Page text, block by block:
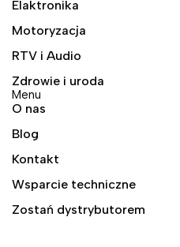
Elaktronika
Motoryzacja
RTV i Audio
Zdrowie i uroda
Menu
O nas
Blog
Kontakt
Wsparcie techniczne
Zostań dystrybutorem